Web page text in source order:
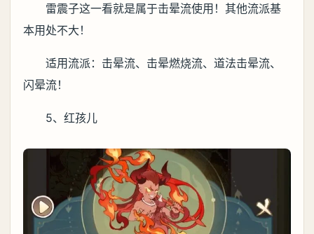
雷震子这一看就是属于击晕流使用！其他流派基
本用处不大！
适用流派：击晕流、击晕燃烧流、道法击晕流、
闪晕流！
5、红孩儿